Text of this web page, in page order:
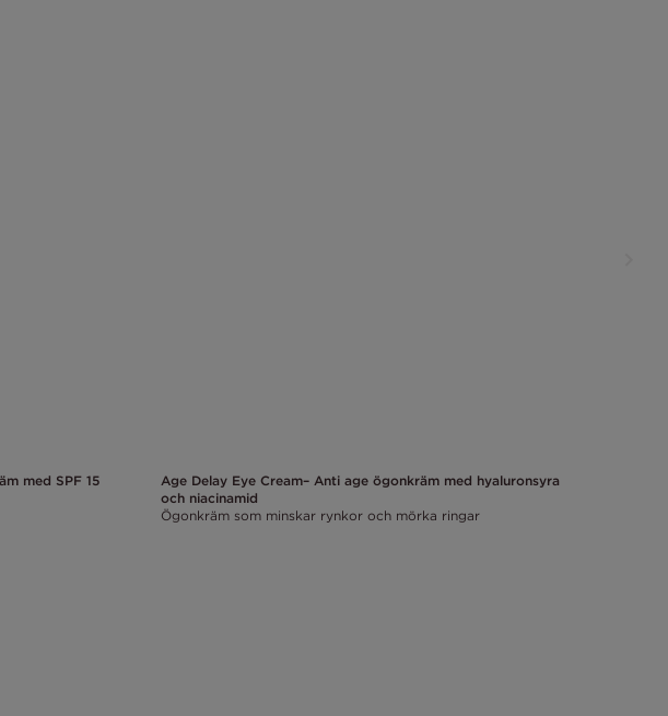
med SPF 15
Age Delay Eye Cream– Anti age ögonkräm med hyaluronsyra
och niacinamid
Ögonkräm som minskar rynkor och mörka ringar